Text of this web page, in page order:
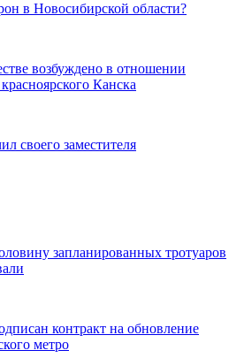
в Новосибирской области?
возбуждено в отношении
Канска
своего заместителя
запланированных тротуаров
контракт на обновление
метро